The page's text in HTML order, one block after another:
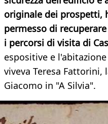
originale dei prospetti,
permesso di
i percorsi di visita di
espositive e
viveva Teresa
Giacomo in "A Silvia".